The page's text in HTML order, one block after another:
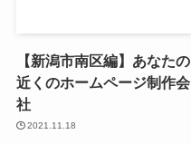
【新潟市南区編】あなたの
近くのホームページ制作会
社
2021.11.18